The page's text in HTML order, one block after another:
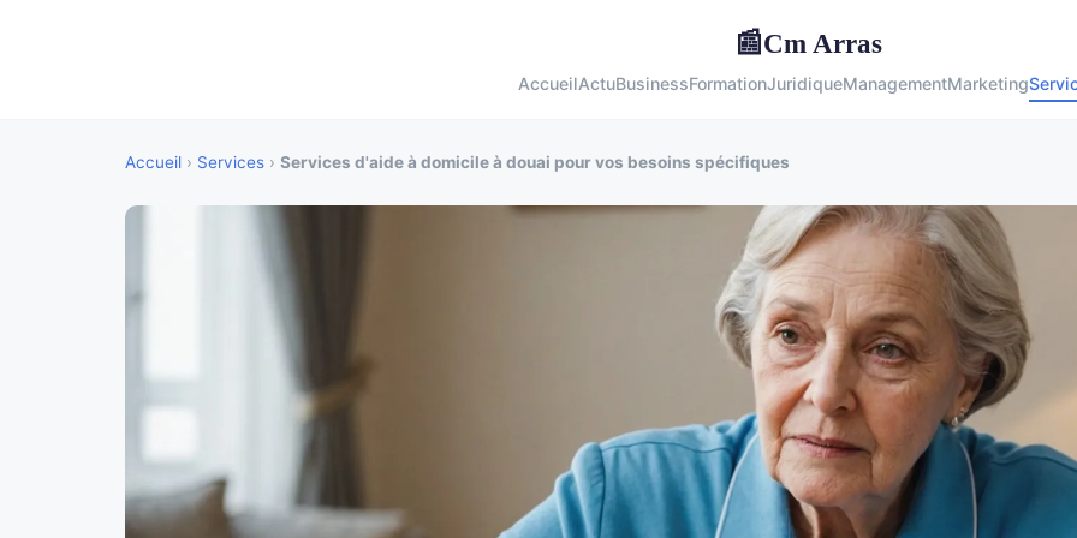
📰Cm Arras
AccueilActuBusinessFormationJuridiqueManagementMarketing
Accueil › Services › Services d'aide à domicile à douai pour vos besoins spécifiques